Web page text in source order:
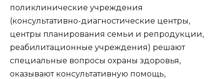
поликлинические учреждения
(консультативно-диагностические центры,
центры планирования семьи и репродукции,
реабилитационные учреждения) решают
специальные вопросы охраны здоровья,
оказывают консультативную помощь,